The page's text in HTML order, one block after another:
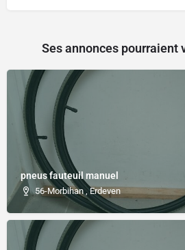
Ses annonces pourraient
pneus fauteuil manuel
56-Morbihan , Erdeven